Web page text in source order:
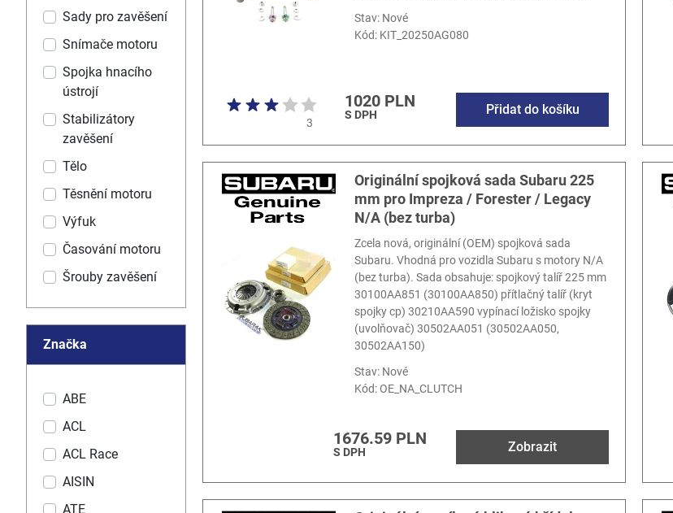
Sady pro zavěšení
Snímače motoru
Spojka hnacího
ústrojí
Stabilizátory
zavěšení
Tělo
Těsnění motoru
Výfuk
Časování motoru
Šrouby zavěšení
Značka
ABE
ACL
ACL Race
AISIN
ATE
Stav: Nové
Kód: KIT_20250AG080
3
1020 PLN
S DPH Přidat do košíku
Originální spojková sada Subaru 225
mm pro Impreza / Forester / Legacy
N/A (bez turba)
Zcela nová, originální (OEM) spojková sada
Subaru. Vhodná pro vozidla Subaru s motory N/A
(bez turba). Sada obsahuje: spojkový talíř 225 mm
30100AA851 (30100AA850) přítlačný talíř (kryt
spojky cp) 30210AA590 vypínací ložisko spojky
(uvolňovač) 30502AA051 (30502AA050,
30502AA150)
Stav: Nové
Kód:OE_NA_CLUTCH
1676.59 PLN
S DPH Zobrazit